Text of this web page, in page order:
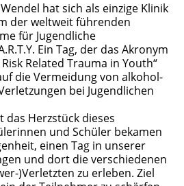
hat sich als einzige Klinik
der weltweit führenden
für Jugendliche
Ein Tag, der das Akronym
Related Trauma in Youth“
die Vermeidung von alkohol-
bei Jugendlichen
das Herzstück dieses
und Schüler bekamen
einen Tag in unserer
und dort die verschiedenen
)Verletzten zu erleben. Ziel